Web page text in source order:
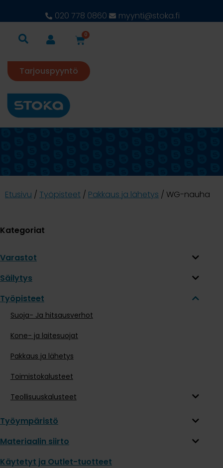
020 778 0860 myynti@stoka.fi
0
Tarjouspyyntö
Etusivu / Työpisteet / Pakkaus ja lähetys / WG-nauha
Kategoriat
Varastot
Säilytys
Työpisteet
Suoja- Ja hitsausverhot
Kone- ja laitesuojat
Pakkaus ja lähetys
Toimistokalusteet
Teollisuuskalusteet
Työympäristö
Materiaalin siirto
Käytetyt ja Outlet-tuotteet